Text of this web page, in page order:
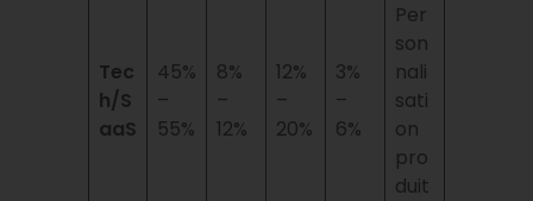
Tec
h/S
aaS
45%
–
55%
8%
–
12%
12%
–
20%
3%
–
6%
Per
son
nali
sati
on
pro
duit